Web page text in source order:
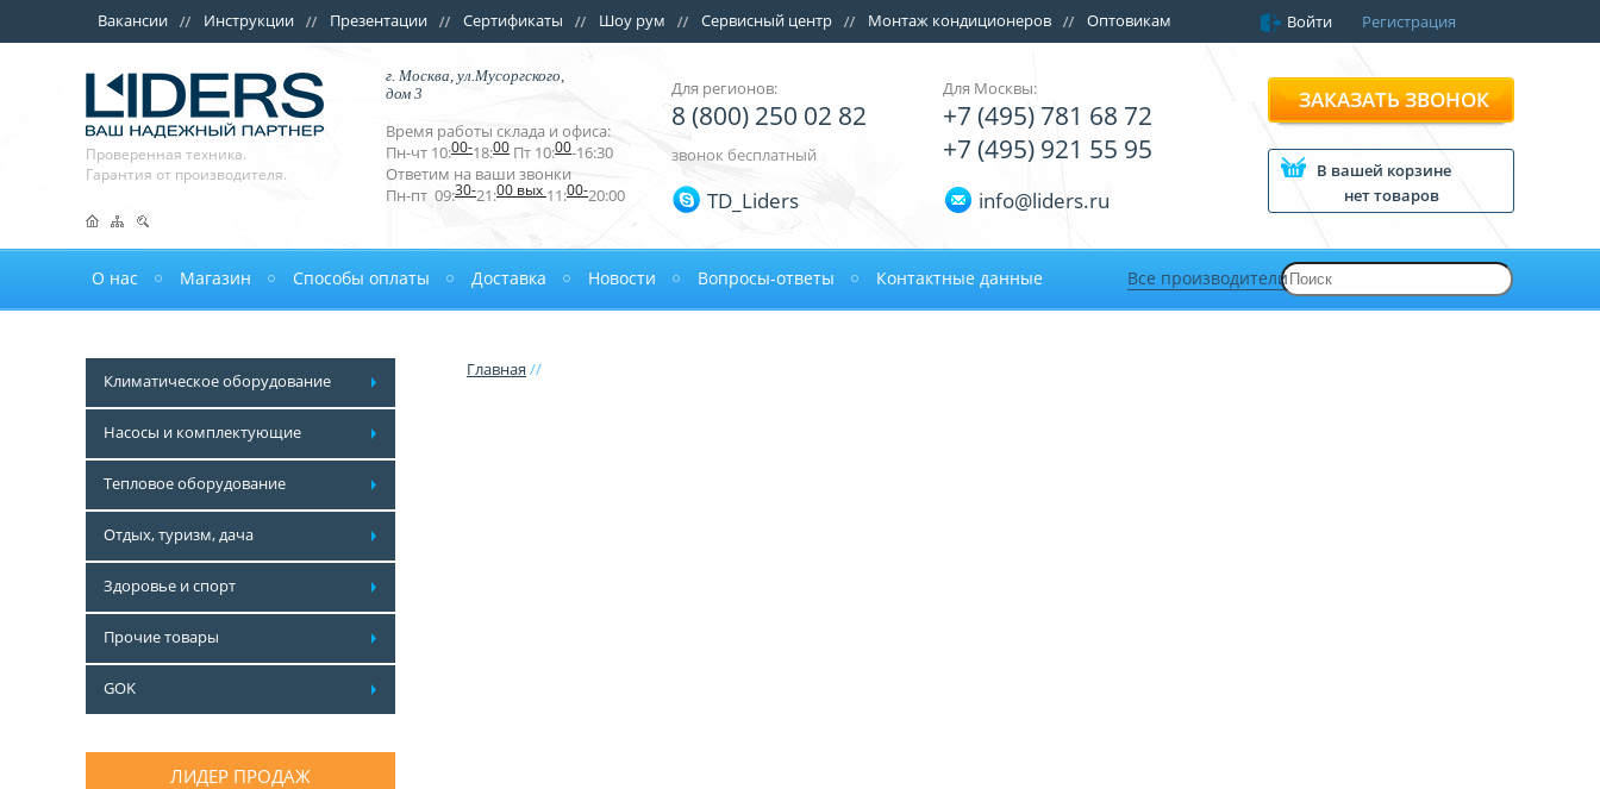
Вакансии Инструкции Презентации Сертификаты Шоу рум Сервисный центр Монтаж кондиционеров Оптовикам Войти Регистрация
Проверенная техника.
Гарантия от производителя.
г. Москва, ул.Мусоргского,
дом 3
Время работы склада и офиса:
Пн-чт 10:00-18:00 Пт 10:00-16:30
Ответим на ваши звонки
Пн-пт 09:30-21:00 вых 11:00-20:00
Для регионов:
8 (800) 250 02 82
звонок бесплатный
TD_Liders
Для Москвы:
+7 (495) 781 68 72
+7 (495) 921 55 95
info@liders.ru
ЗАКАЗАТЬ ЗВОНОК
В вашей корзине
нет товаров
О нас Магазин Способы оплаты Доставка Новости Вопросы-ответы Контактные данные Все производители
Климатическое оборудование
Насосы и комплектующие
Тепловое оборудование
Отдых, туризм, дача
Здоровье и спорт
Прочие товары
GOK
ЛИДЕР ПРОДАЖ
Главная //